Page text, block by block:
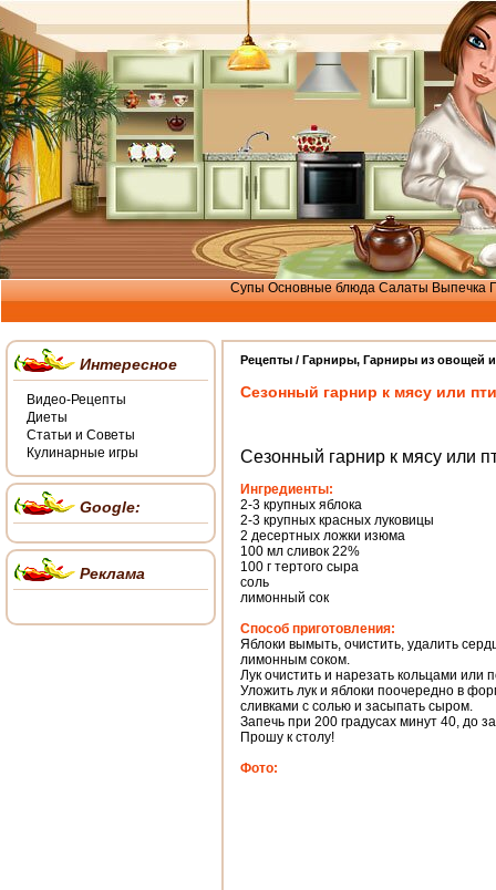
Супы Основные блюда Салаты Выпечка
Рецепты / Гарниры, Гарниры из овощей
Сезонный гарнир к мясу или
Сезонный гарнир к мясу или
Ингредиенты:
2-3 крупных яблока
2-3 крупных красных луковицы
2 десертных ложки изюма
100 мл сливок 22%
100 г тертого сыра
соль
лимонный сок
Способ приготовления:
Яблоки вымыть, очистить, удалить
лимонным соком.
Лук очистить и нарезать кольцами или
Уложить лук и яблоки поочередно в
сливками с солью и засыпать сыром.
Запечь при 200 градусах минут 40, до
Прошу к столу!
Фото:
Интересное
Видео-Рецепты
Диеты
Статьи и Советы
Кулинарные игры
Google:
Реклама